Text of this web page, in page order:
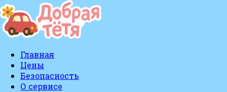
Главная
Цены
Безопасность
О сервисе